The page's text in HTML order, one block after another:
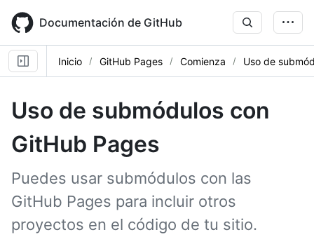
main
content
Documentación de GitHub
Inicio GitHub Pages Comienza Uso de
Uso de submódulos con
GitHub Pages
Puedes usar submódulos con las
GitHub Pages para incluir otros
proyectos en el código de tu sitio.